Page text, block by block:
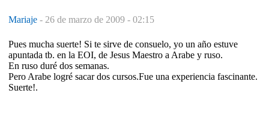
Mariaje - 26 de marzo de 2009 - 02:15
Pues mucha suerte! Si te sirve de consuelo, yo un año estuve
apuntada tb. en la EOI, de Jesus Maestro a Arabe y ruso.
En ruso duré dos semanas.
Pero Arabe logré sacar dos cursos.Fue una experiencia fascinante.
Suerte!.